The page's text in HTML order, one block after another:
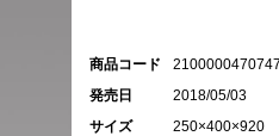
商品コード
2100000470747
発売日
2018/05/03
サイズ
250×400×920